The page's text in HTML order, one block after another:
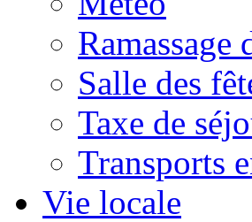
Ramassage
Salle des
Taxe de
Transports
Vie locale